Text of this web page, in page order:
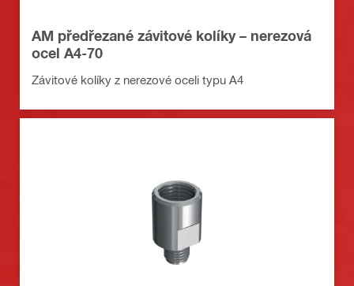
AM předřezané závitové kolíky – nerezová
ocel A4-70
Závitové kolíky z nerezové oceli typu A4